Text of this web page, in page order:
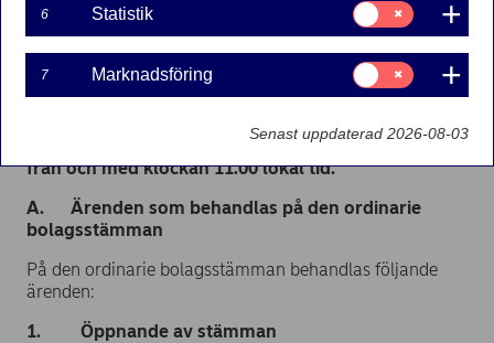
Aktieägarna i Nordea Bank Abp (”Bolaget”) kallas
till ordinarie bolagsstämma som hålls onsdagen
den 25 mars 2020 klockan 13.00 lokal tid i
Messukeskus Helsingfors, Mässplatsen 1, 00520
Personer som har anmält sig till stämman emottas
från och med klockan 11.00 lokal tid.
A. Ärenden som behandlas på den ordinarie
bolagsstämman
På den ordinarie bolagsstämman behandlas följande
ärenden:
1. Öppnande av stämman
6 Statistik
Samtycke
för:
Statistik
7 Marknadsföring
Samtycke
för:
Marknadsföring
Senast uppdaterad 2026-08-03